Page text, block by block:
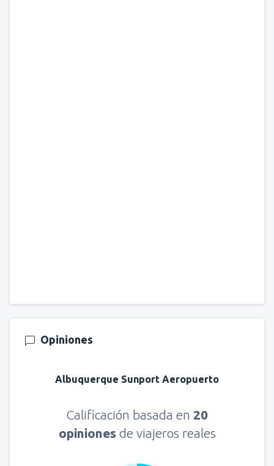
Opiniones
Albuquerque Sunport Aeropuerto
Calificación basada en 20
opiniones de viajeros reales